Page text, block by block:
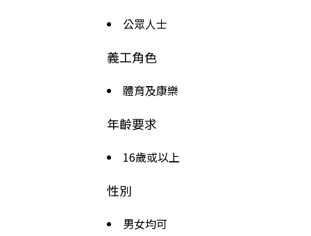
公眾人士
義工角色
體育及康樂
年齡要求
16歲或以上
性別
男女均可